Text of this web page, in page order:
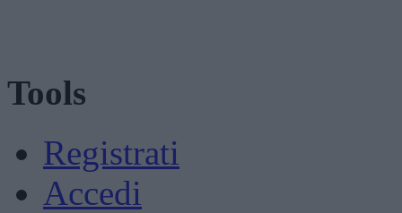
Tools
Registrati
Accedi